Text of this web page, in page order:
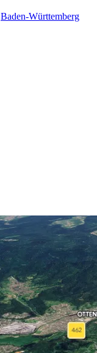
Baden-Württemberg